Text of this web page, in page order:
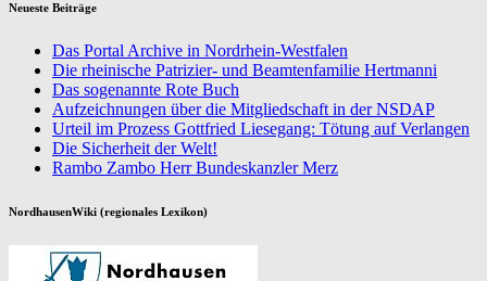
Neueste Beiträge
Das Portal Archive in Nordrhein-Westfalen
Die rheinische Patrizier- und Beamtenfamilie Hertmanni
Das sogenannte Rote Buch
Aufzeichnungen über die Mitgliedschaft in der NSDAP
Urteil im Prozess Gottfried Liesegang: Tötung auf Verlangen
Die Sicherheit der Welt!
Rambo Zambo Herr Bundeskanzler Merz
NordhausenWiki (regionales Lexikon)